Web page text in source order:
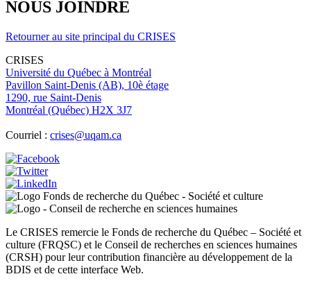
NOUS JOINDRE
Retourner au site principal du CRISES
CRISES
Université du Québec à Montréal
Pavillon Saint-Denis (AB), 10è étage
1290, rue Saint-Denis
Montréal (Québec) H2X 3J7
Courriel : crises@uqam.ca
Image
Image
Image
Image
Image
Le CRISES remercie le Fonds de recherche du Québec – Société et
culture (FRQSC) et le Conseil de recherches en sciences humaines
(CRSH) pour leur contribution financière au développement de la
BDIS et de cette interface Web.